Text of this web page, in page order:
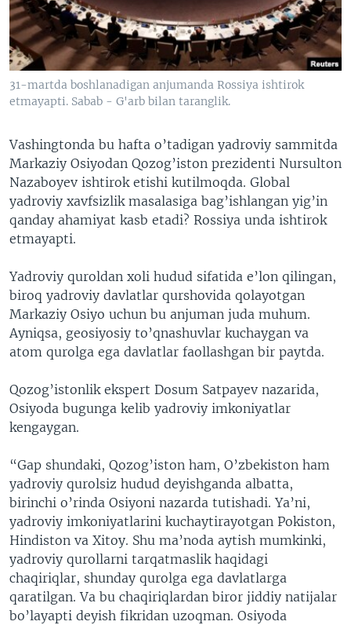
VIDEO
XABARLAR SURATLARDA
ODNOKLASSNIKI
TELEGRAM
TWITTER
SOUNDCLOUD
VOA
31-martda boshlanadigan anjumanda Rossiya ishtirok
etmayapti. Sabab - G'arb bilan taranglik.
Vashingtonda bu hafta o’tadigan yadroviy sammitda
Markaziy Osiyodan Qozog’iston prezidenti Nursulton
Nazaboyev ishtirok etishi kutilmoqda. Global
yadroviy xavfsizlik masalasiga bag’ishlangan yig’in
qanday ahamiyat kasb etadi? Rossiya unda ishtirok
etmayapti.
Yadroviy quroldan xoli hudud sifatida e’lon qilingan,
biroq yadroviy davlatlar qurshovida qolayotgan
Markaziy Osiyo uchun bu anjuman juda muhum.
Ayniqsa, geosiyosiy to’qnashuvlar kuchaygan va
atom qurolga ega davlatlar faollashgan bir paytda.
Qozog’istonlik ekspert Dosum Satpayev nazarida,
Osiyoda bugunga kelib yadroviy imkoniyatlar
kengaygan.
“Gap shundaki, Qozog’iston ham, O’zbekiston ham
yadroviy qurolsiz hudud deyishganda albatta,
birinchi o’rinda Osiyoni nazarda tutishadi. Ya’ni,
yadroviy imkoniyatlarini kuchaytirayotgan Pokiston,
Hindiston va Xitoy. Shu ma’noda aytish mumkinki,
yadroviy qurollarni tarqatmaslik haqidagi
chaqiriqlar, shunday qurolga ega davlatlarga
qaratilgan. Va bu chaqiriqlardan biror jiddiy natijalar
bo’layapti deyish fikridan uzoqman. Osiyoda